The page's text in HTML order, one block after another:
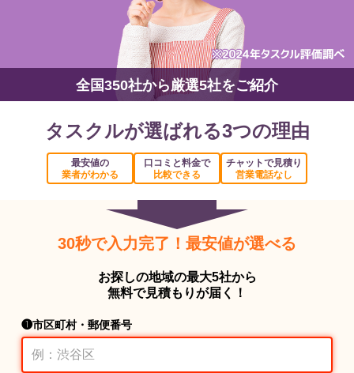
全国350社から厳選5社をご紹介
タスクルが選ばれる3つの理由
最安値の
業者がわかる
口コミと料金で
比較できる
チャットで見積り
営業電話なし
30秒で入力完了！最安値が選べる
お探しの地域の最大5社から
無料で見積もりが届く！
❶市区町村・郵便番号